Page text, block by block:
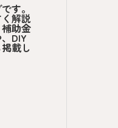
す。
解説
助金
DIY
載し